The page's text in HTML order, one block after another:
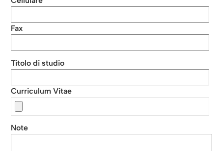
Fax
Titolo di studio
Curriculum Vitae
Note